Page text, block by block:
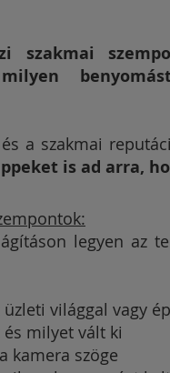
szakmai
milyen
a szakmai
is ad arra,
legyen az
világgal vagy
milyet vált ki
kamera szöge